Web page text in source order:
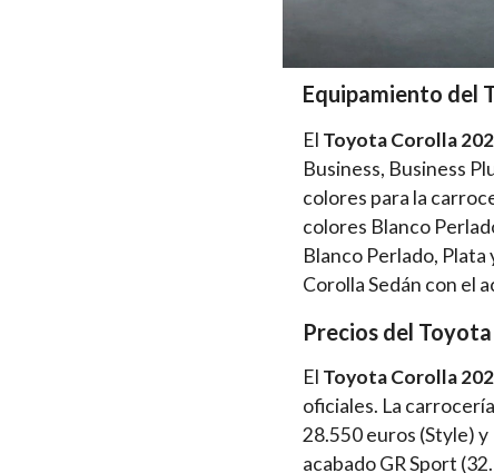
Equipamiento del
El Toyota Corolla
Business, Business
colores para la
colores Blanco
Blanco Perlado, Plata
Corolla Sedán con el
Precios del
El Toyota Corolla
oficiales. La
28.550 euros (Style)
acabado GR Sport